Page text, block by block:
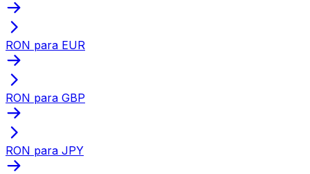
RON para EUR
RON para GBP
RON para JPY